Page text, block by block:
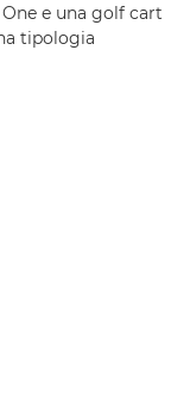
e una golf cart
tipologia